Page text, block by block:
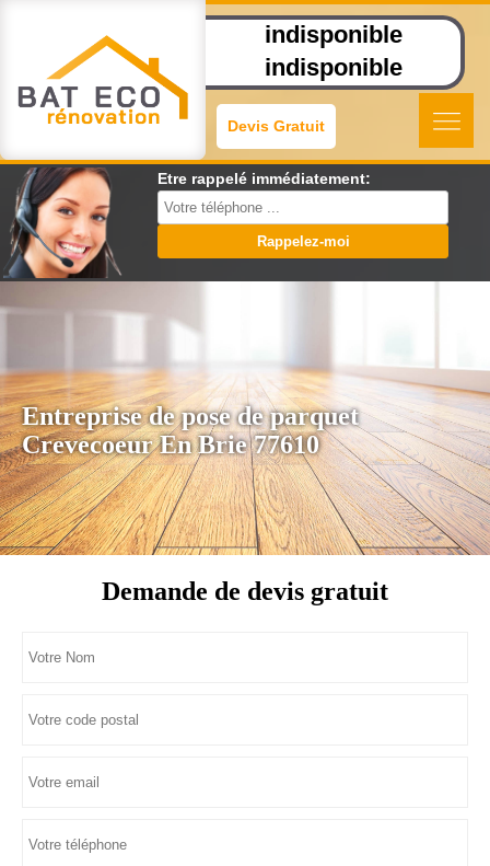
indisponible
indisponible
Devis Gratuit
Etre rappelé immédiatement:
Entreprise de pose de parquet
Crevecoeur En Brie 77610
Demande de devis gratuit